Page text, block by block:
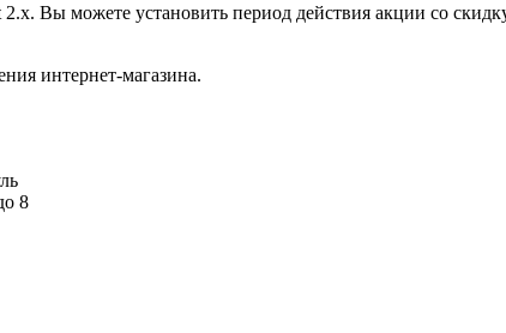
Вы можете установить период действия акции со
интернет-магазина.
8